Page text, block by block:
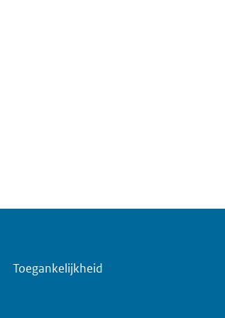
Toegankelijkheid